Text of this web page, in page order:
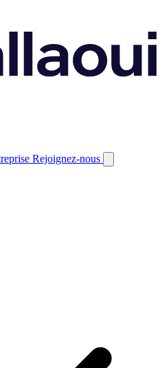
Rejoignez-nous